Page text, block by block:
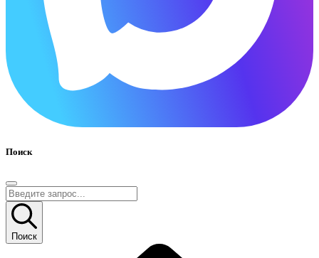
Поиск
Поиск